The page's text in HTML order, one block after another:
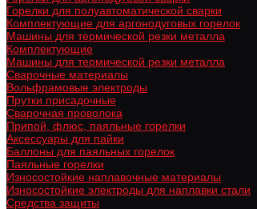
Горелки для полуавтоматической сварки
Комплектующие для аргонодуговых горелок
Машины для термической резки металла
Комплектующие
Машины для термической резки металла
Сварочные материалы
Вольфрамовые электроды
Прутки присадочные
Сварочная проволока
Припой, флюс, паяльные горелки
Аксессуары для пайки
Баллоны для паяльных горелок
Паяльные горелки
Износостойкие наплавочные материалы
Износостойкие электроды для наплавки стали
Средства защиты